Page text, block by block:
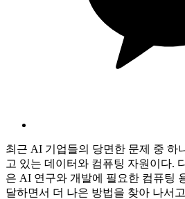
최근 AI 기업들의 당면한 문제 중 하
고 있는 데이터와 컴퓨팅 자원이다.
은 AI 연구와 개발에 필요한 컴퓨팅
달하면서 더 나은 방법을 찾아 나서